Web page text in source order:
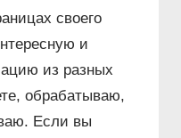
своего
и
из разных
обрабатываю,
Если вы